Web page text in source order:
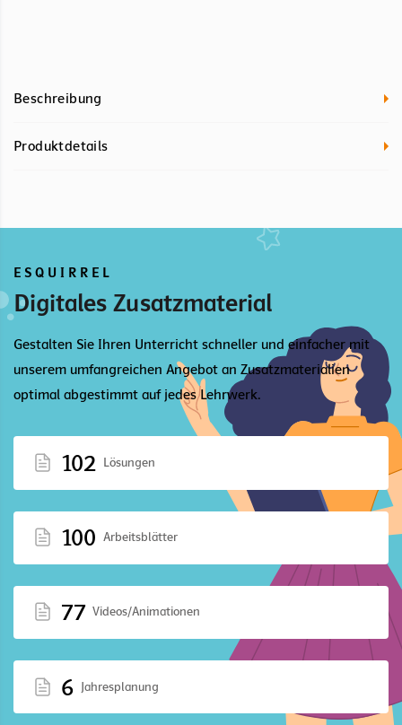
Beschreibung
Produktdetails
ESQUIRREL
Digitales Zusatzmaterial
Gestalten Sie Ihren Unterricht schneller und einfacher mit
unserem umfangreichen Angebot an Zusatzmaterialien
optimal abgestimmt auf jedes Lehrwerk.
102 Lösungen
100 Arbeitsblätter
77 Videos/Animationen
6 Jahresplanung